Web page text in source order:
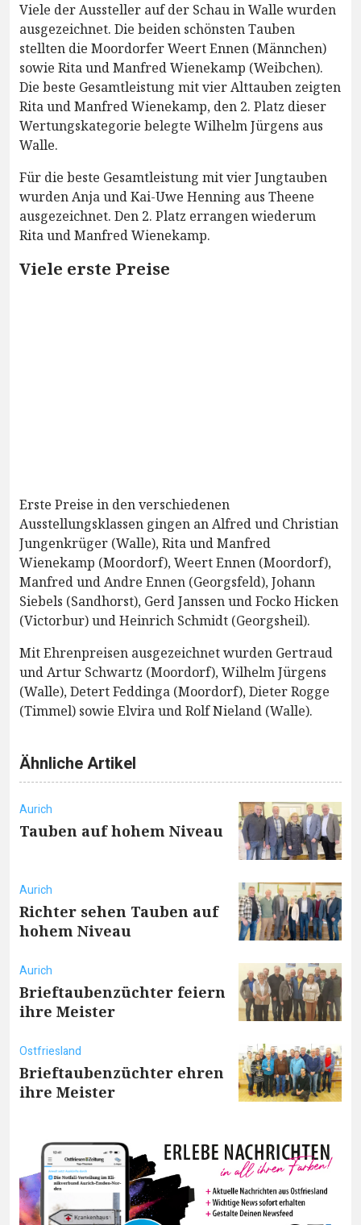
Viele der Aussteller auf der Schau in Walle wurden
ausgezeichnet. Die beiden schönsten Tauben
stellten die Moordorfer Weert Ennen (Männchen)
sowie Rita und Manfred Wienekamp (Weibchen).
Die beste Gesamtleistung mit vier Alttauben zeigten
Rita und Manfred Wienekamp, den 2. Platz dieser
Wertungskategorie belegte Wilhelm Jürgens aus
Walle.
Für die beste Gesamtleistung mit vier Jungtauben
wurden Anja und Kai-Uwe Henning aus Theene
ausgezeichnet. Den 2. Platz errangen wiederum
Rita und Manfred Wienekamp.
Viele erste Preise
Erste Preise in den verschiedenen
Ausstellungsklassen gingen an Alfred und Christian
Jungenkrüger (Walle), Rita und Manfred
Wienekamp (Moordorf), Weert Ennen (Moordorf),
Manfred und Andre Ennen (Georgsfeld), Johann
Siebels (Sandhorst), Gerd Janssen und Focko Hicken
(Victorbur) und Heinrich Schmidt (Georgsheil).
Mit Ehrenpreisen ausgezeichnet wurden Gertraud
und Artur Schwartz (Moordorf), Wilhelm Jürgens
(Walle), Detert Feddinga (Moordorf), Dieter Rogge
(Timmel) sowie Elvira und Rolf Nieland (Walle).
Ähnliche Artikel
Aurich
Tauben auf hohem Niveau
Aurich
Richter sehen Tauben auf
hohem Niveau
Aurich
Brieftaubenzüchter feiern
ihre Meister
Ostfriesland
Brieftaubenzüchter ehren
ihre Meister